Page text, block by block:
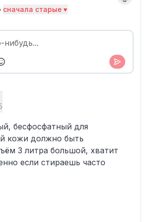
сначала старые
бесфосфатный для
кожи должно быть
3 литра большой, хватит
если стираешь часто